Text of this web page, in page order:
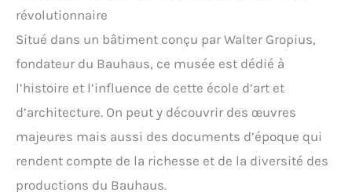
révolutionnaire
Situé dans un bâtiment conçu par Walter Gropius,
fondateur du Bauhaus, ce musée est dédié à
l’histoire et l’influence de cette école d’art et
d’architecture. On peut y découvrir des œuvres
majeures mais aussi des documents d’époque qui
rendent compte de la richesse et de la diversité des
productions du Bauhaus.